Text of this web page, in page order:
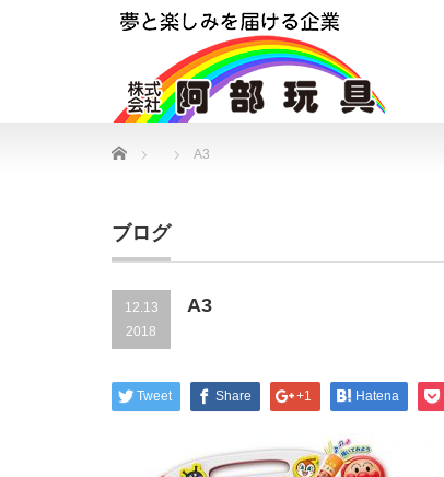
Home A3
ブログ
12.13
2018
A3
Tweet Share +1 Hatena